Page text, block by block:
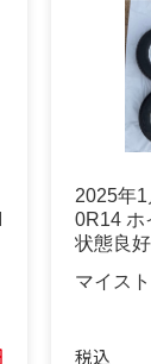
2025年
0R14
状態良
マイス
税込